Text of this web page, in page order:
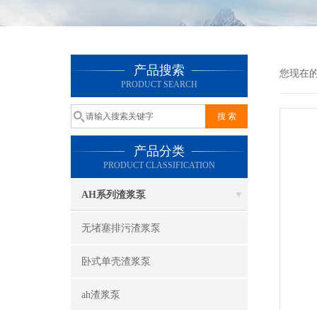
产品搜索
PRODUCT SEARCH
产品分类
PRODUCT CLASSIFICATION
AH系列渣浆泵
无堵塞排污渣浆泵
卧式单壳渣浆泵
ah渣浆泵
您现在